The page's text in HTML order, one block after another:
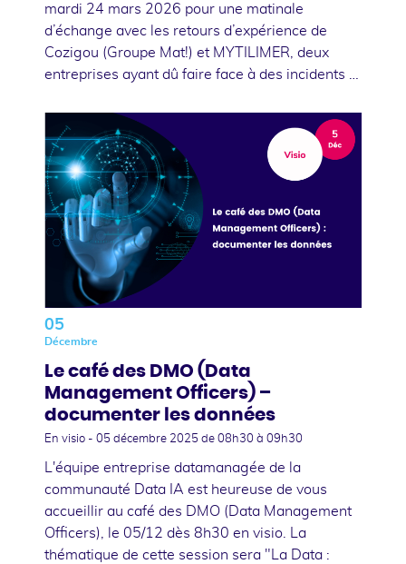
mardi 24 mars 2026 pour une matinale
d’échange avec les retours d’expérience de
Cozigou (Groupe Mat!) et MYTILIMER, deux
entreprises ayant dû faire face à des incidents …
05
Décembre
Le café des DMO (Data
Management Officers) –
documenter les données
En visio - 05 décembre 2025 de 08h30 à 09h30
L'équipe entreprise datamanagée de la
communauté Data IA est heureuse de vous
accueillir au café des DMO (Data Management
Officers), le 05/12 dès 8h30 en visio. La
thématique de cette session sera "La Data :